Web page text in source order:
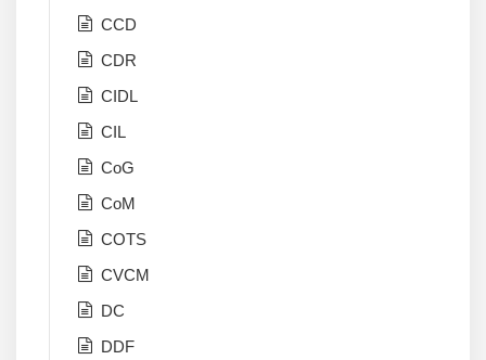
CCD
CDR
CIDL
CIL
CoG
CoM
COTS
CVCM
DC
DDF